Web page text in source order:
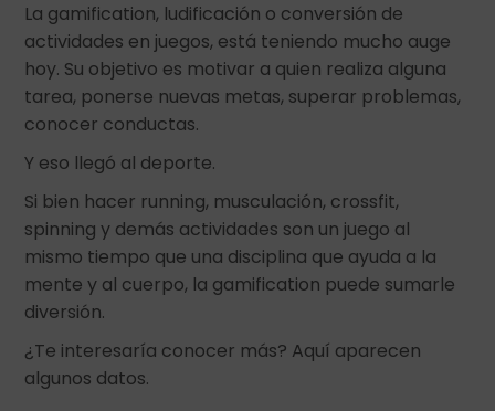
La gamification, ludificación o conversión de
actividades en juegos, está teniendo mucho auge
hoy. Su objetivo es motivar a quien realiza alguna
tarea, ponerse nuevas metas, superar problemas,
conocer conductas.
Y eso llegó al deporte.
Si bien hacer running, musculación, crossfit,
spinning y demás actividades son un juego al
mismo tiempo que una disciplina que ayuda a la
mente y al cuerpo, la gamification puede sumarle
diversión.
¿Te interesaría conocer más? Aquí aparecen
algunos datos.